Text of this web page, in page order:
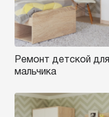
Ремонт детской для
мальчика